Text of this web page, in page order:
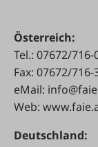
Österreich:
Tel.: 07672/716-
Fax: 07672/716-
eMail:
Web:
Deutschland: